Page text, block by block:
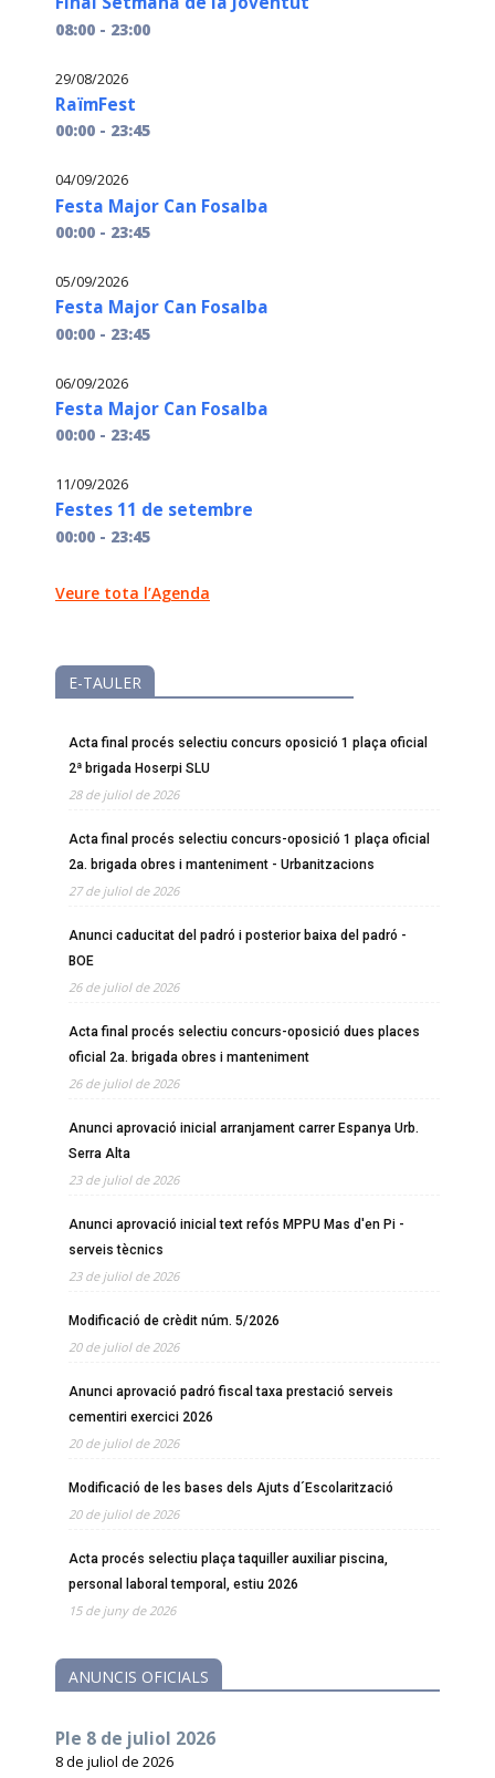
08:00 - 23:00
29/08/2026
RaïmFest
00:00 - 23:45
04/09/2026
Festa Major Can Fosalba
00:00 - 23:45
05/09/2026
Festa Major Can Fosalba
00:00 - 23:45
06/09/2026
Festa Major Can Fosalba
00:00 - 23:45
11/09/2026
Festes 11 de setembre
00:00 - 23:45
Veure tota l’Agenda
E-TAULER
Acta final procés selectiu concurs oposició 1 plaça oficial
2ª brigada Hoserpi SLU
28 de juliol de 2026
Acta final procés selectiu concurs-oposició 1 plaça oficial
2a. brigada obres i manteniment - Urbanitzacions
27 de juliol de 2026
Anunci caducitat del padró i posterior baixa del padró -
BOE
26 de juliol de 2026
Acta final procés selectiu concurs-oposició dues places
oficial 2a. brigada obres i manteniment
26 de juliol de 2026
Anunci aprovació inicial arranjament carrer Espanya Urb.
Serra Alta
23 de juliol de 2026
Anunci aprovació inicial text refós MPPU Mas d'en Pi -
serveis tècnics
23 de juliol de 2026
Modificació de crèdit núm. 5/2026
20 de juliol de 2026
Anunci aprovació padró fiscal taxa prestació serveis
cementiri exercici 2026
20 de juliol de 2026
Modificació de les bases dels Ajuts d´Escolarització
20 de juliol de 2026
Acta procés selectiu plaça taquiller auxiliar piscina,
personal laboral temporal, estiu 2026
15 de juny de 2026
ANUNCIS OFICIALS
Ple 8 de juliol 2026
8 de juliol de 2026